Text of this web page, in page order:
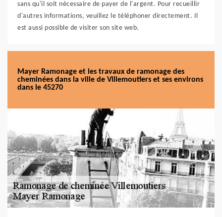
sans qu'il soit nécessaire de payer de l'argent. Pour recueillir
d'autres informations, veuillez le téléphoner directement. Il
est aussi possible de visiter son site web.
Mayer Ramonage et les travaux de ramonage des
cheminées dans la ville de Villemoutiers et ses environs
dans le 45270